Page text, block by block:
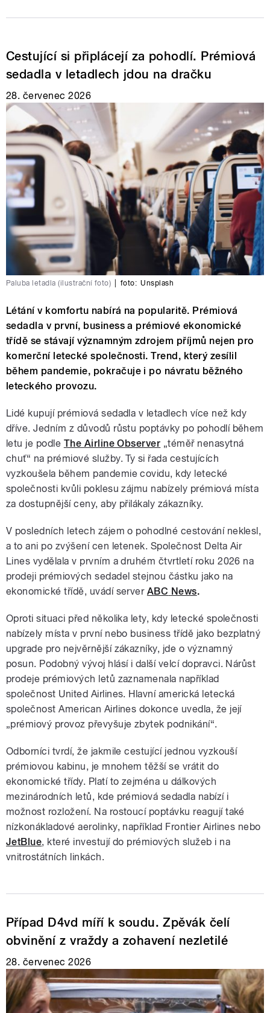
Cestující si připlácejí za pohodlí. Prémiová
sedadla v letadlech jdou na dračku
28. červenec 2026
Paluba letadla (ilustrační foto) foto: Unsplash
Létání v komfortu nabírá na popularitě. Prémiová
sedadla v první, business a prémiové ekonomické
třídě se stávají významným zdrojem příjmů nejen pro
komerční letecké společnosti. Trend, který zesílil
během pandemie, pokračuje i po návratu běžného
leteckého provozu.
Lidé kupují prémiová sedadla v letadlech více než kdy
dříve. Jedním z důvodů růstu poptávky po pohodlí během
letu je podle The Airline Observer „téměř nenasytná
chuť“ na prémiové služby. Ty si řada cestujících
vyzkoušela během pandemie covidu, kdy letecké
společnosti kvůli poklesu zájmu nabízely prémiová místa
za dostupnější ceny, aby přilákaly zákazníky.
V posledních letech zájem o pohodlné cestování neklesl,
a to ani po zvýšení cen letenek. Společnost Delta Air
Lines vydělala v prvním a druhém čtvrtletí roku 2026 na
prodeji prémiových sedadel stejnou částku jako na
ekonomické třídě, uvádí server ABC News.
Oproti situaci před několika lety, kdy letecké společnosti
nabízely místa v první nebo business třídě jako bezplatný
upgrade pro nejvěrnější zákazníky, jde o významný
posun. Podobný vývoj hlásí i další velcí dopravci. Nárůst
prodeje prémiových letů zaznamenala například
společnost United Airlines. Hlavní americká letecká
společnost American Airlines dokonce uvedla, že její
„prémiový provoz převyšuje zbytek podnikání“.
Odborníci tvrdí, že jakmile cestující jednou vyzkouší
prémiovou kabinu, je mnohem těžší se vrátit do
ekonomické třídy. Platí to zejména u dálkových
mezinárodních letů, kde prémiová sedadla nabízí ​​i
možnost rozložení. Na rostoucí poptávku reagují také
nízkonákladové aerolinky, například Frontier Airlines nebo
JetBlue, které investují do prémiových služeb i na
vnitrostátních linkách.
Případ D4vd míří k soudu. Zpěvák čelí
obvinění z vraždy a zohavení nezletilé
28. červenec 2026